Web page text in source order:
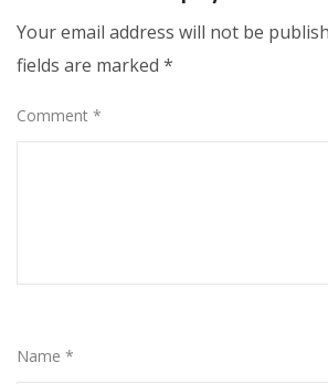
Your email address will not be
fields are marked *
Comment *
Name *